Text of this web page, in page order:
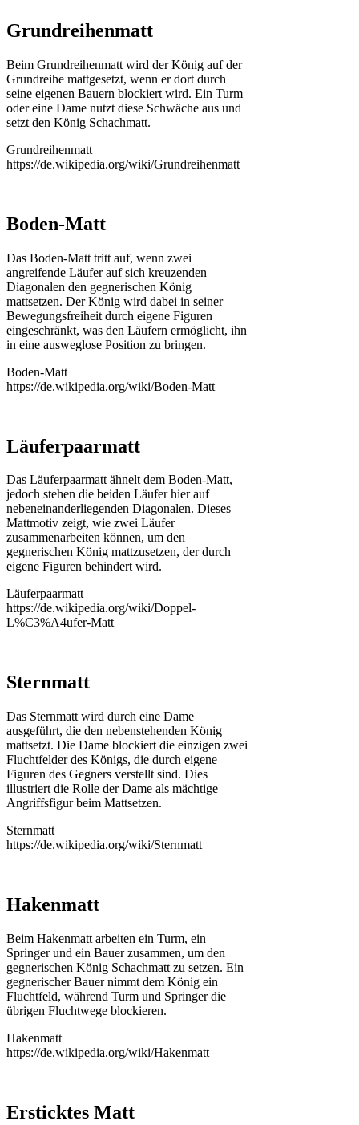
Grundreihenmatt
Beim Grundreihenmatt wird der König auf der
Grundreihe mattgesetzt, wenn er dort durch
seine eigenen Bauern blockiert wird. Ein Turm
oder eine Dame nutzt diese Schwäche aus und
setzt den König Schachmatt.
Grundreihenmatt
https://de.wikipedia.org/wiki/Grundreihenmatt
Boden-Matt
Das Boden-Matt tritt auf, wenn zwei
angreifende Läufer auf sich kreuzenden
Diagonalen den gegnerischen König
mattsetzen. Der König wird dabei in seiner
Bewegungsfreiheit durch eigene Figuren
eingeschränkt, was den Läufern ermöglicht, ihn
in eine ausweglose Position zu bringen.
Boden-Matt
https://de.wikipedia.org/wiki/Boden-Matt
Läuferpaarmatt
Das Läuferpaarmatt ähnelt dem Boden-Matt,
jedoch stehen die beiden Läufer hier auf
nebeneinanderliegenden Diagonalen. Dieses
Mattmotiv zeigt, wie zwei Läufer
zusammenarbeiten können, um den
gegnerischen König mattzusetzen, der durch
eigene Figuren behindert wird.
Läuferpaarmatt
https://de.wikipedia.org/wiki/Doppel-
L%C3%A4ufer-Matt
Sternmatt
Das Sternmatt wird durch eine Dame
ausgeführt, die den nebenstehenden König
mattsetzt. Die Dame blockiert die einzigen zwei
Fluchtfelder des Königs, die durch eigene
Figuren des Gegners verstellt sind. Dies
illustriert die Rolle der Dame als mächtige
Angriffsfigur beim Mattsetzen.
Sternmatt
https://de.wikipedia.org/wiki/Sternmatt
Hakenmatt
Beim Hakenmatt arbeiten ein Turm, ein
Springer und ein Bauer zusammen, um den
gegnerischen König Schachmatt zu setzen. Ein
gegnerischer Bauer nimmt dem König ein
Fluchtfeld, während Turm und Springer die
übrigen Fluchtwege blockieren.
Hakenmatt
https://de.wikipedia.org/wiki/Hakenmatt
Ersticktes Matt